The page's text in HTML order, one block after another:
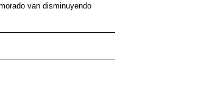
van disminuyendo